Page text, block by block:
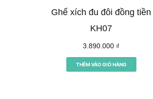
Ghế xích đu đôi đồng tiền
KH07
3.890.000 ₫
THÊM VÀO GIỎ HÀNG